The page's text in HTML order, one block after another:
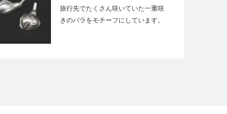
旅行先でたくさん咲いていた一重咲
きのバラをモチーフにしています。